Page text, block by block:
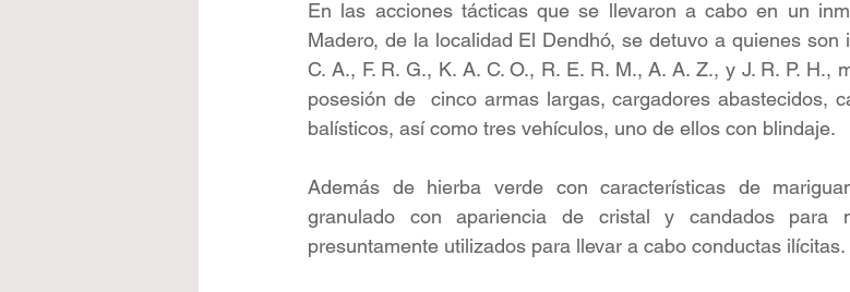
En las acciones tácticas que se llevaron a cabo en un
Madero, de la localidad El Dendhó, se detuvo a quienes son
C. A., F. R. G., K. A. C. O., R. E. R. M., A. A. Z., y J. R. P. H.,
posesión de  cinco armas largas, cargadores abastecidos,
balísticos, así como tres vehículos, uno de ellos con blindaje.
Además de hierba verde con características de
granulado con apariencia de cristal y candados para
presuntamente utilizados para llevar a cabo conductas ilícitas.